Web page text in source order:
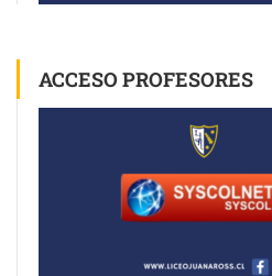
ACCESO PROFESORES